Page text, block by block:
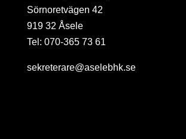
Sörnoretvägen 42
919 32 Åsele
Tel: 070-365 73 61
sekreterare@aselebhk.se